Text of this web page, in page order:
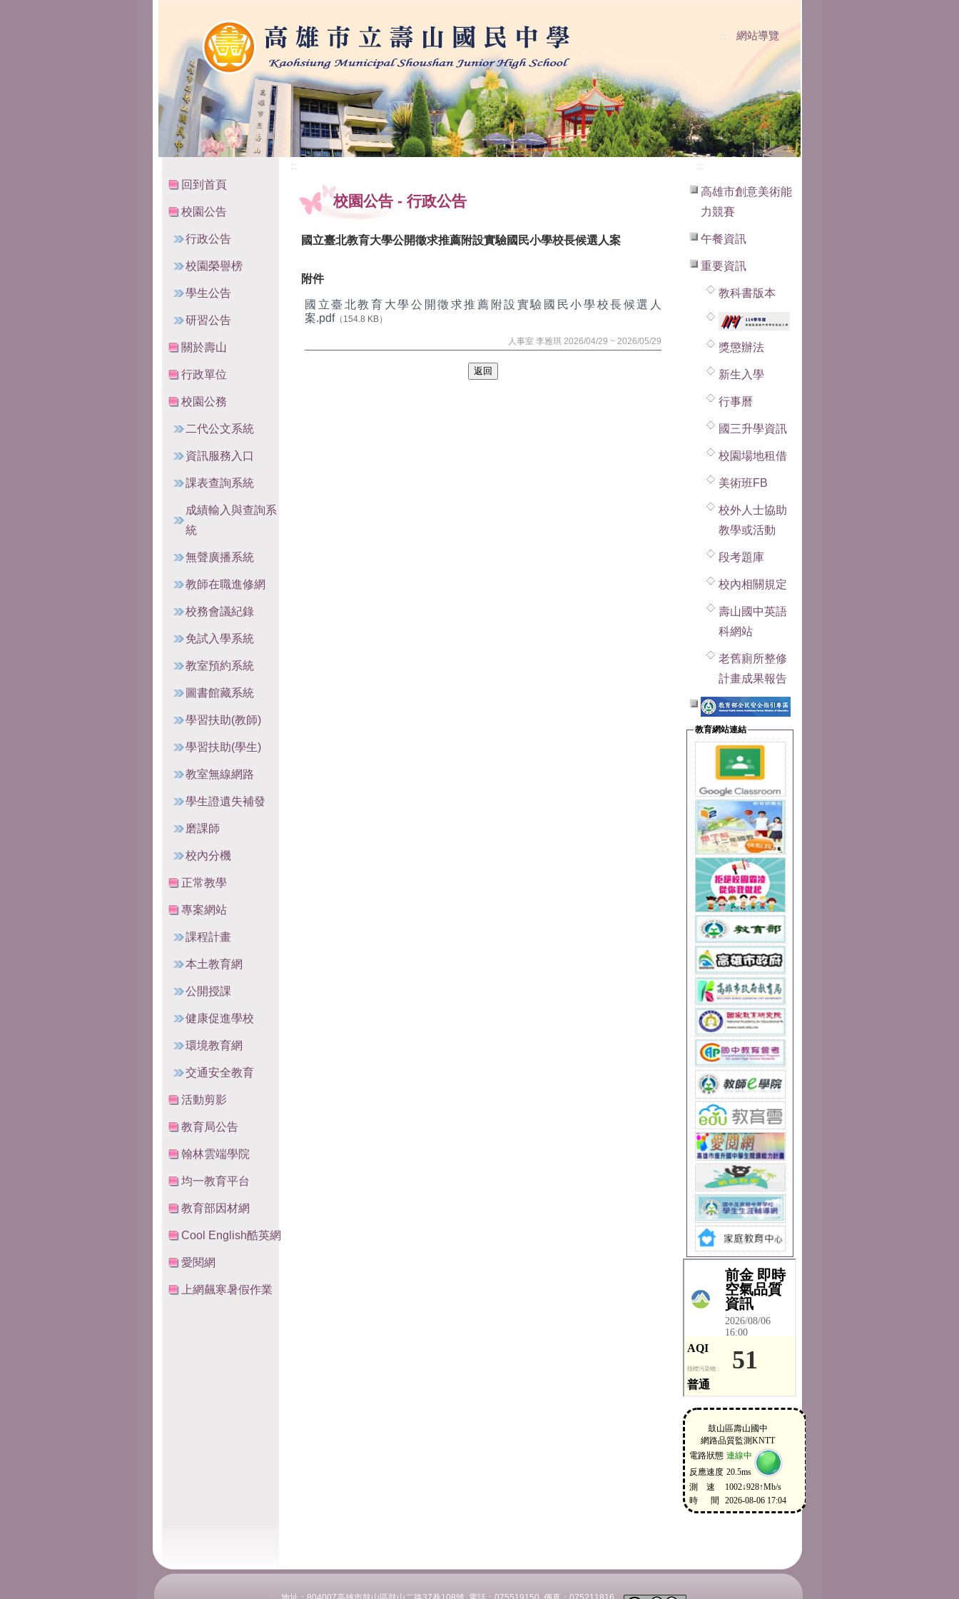
::: 網站導覽
:::
回到首頁
校園公告
行政公告
校園榮譽榜
學生公告
研習公告
關於壽山
行政單位
校園公務
二代公文系統
資訊服務入口
課表查詢系統
成績輸入與查詢系
統
無聲廣播系統
教師在職進修網
校務會議紀錄
免試入學系統
教室預約系統
圖書館藏系統
學習扶助(教師)
學習扶助(學生)
教室無線網路
學生證遺失補發
磨課師
校內分機
正常教學
專案網站
課程計畫
本土教育網
公開授課
健康促進學校
環境教育網
交通安全教育
活動剪影
教育局公告
翰林雲端學院
均一教育平台
教育部因材網
Cool English酷英網
愛閱網
上網飆寒暑假作業
:::
校園公告 - 行政公告
國立臺北教育大學公開徵求推薦附設實驗國民小學校長候選人案
附件
國立臺北教育大學公開徵求推薦附設實驗國民小學校長候選人
案.pdf（154.8 KB）
人事室 李雅琪 2026/04/29 ~ 2026/05/29
返回
:::
高雄市創意美術能
力競賽
午餐資訊
重要資訊
教科書版本
獎懲辦法
新生入學
行事曆
國三升學資訊
校園場地租借
美術班FB
校外人士協助
教學或活動
段考題庫
校內相關規定
壽山國中英語
科網站
老舊廁所整修
計畫成果報告
教育網站連結